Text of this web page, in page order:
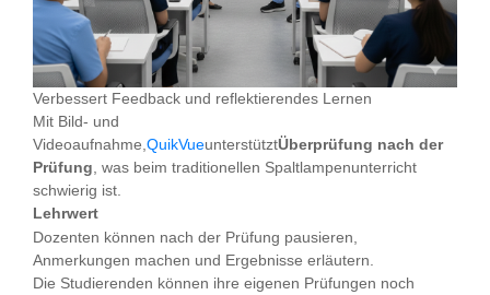
Verbessert Feedback und reflektierendes Lernen
Mit Bild- und
Videoaufnahme, QuikVueunterstütztÜberprüfung nach der
Prüfung , was beim traditionellen Spaltlampenunterricht
schwierig ist.
Lehrwert
Dozenten können nach der Prüfung pausieren,
Anmerkungen machen und Ergebnisse erläutern.
Die Studierenden können ihre eigenen Prüfungen noch